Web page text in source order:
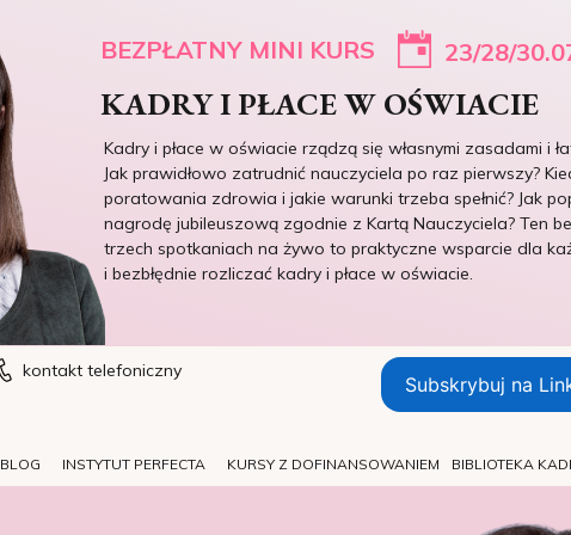
BEZPŁATNY MINI KURS
Kadry i płace w oświacie rządzą się własnymi zasadami i
Jak prawidłowo zatrudnić nauczyciela po raz pierwszy?
poratowania zdrowia i jakie warunki trzeba spełnić? Jak
nagrodę jubileuszową zgodnie z Kartą Nauczyciela? Ten
trzech spotkaniach na żywo to praktyczne wsparcie dla
i bezbłędnie rozliczać kadry i płace w oświacie.
KADRY I PŁACE W OŚWIACIE
23/28/
BIBLIOTEKA
INSTYTUT PERFECTA
kontakt telefoniczny
KURSY Z DOFINANSOWANIEM
BLOG
Subskrybuj na